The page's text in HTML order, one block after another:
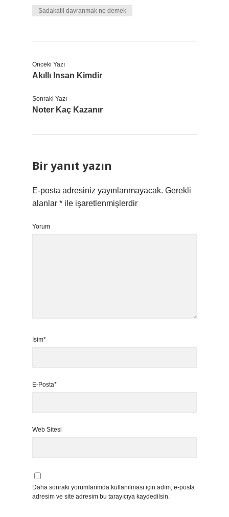
Sadakatli davranmak ne demek
Önceki Yazı
Akıllı Insan Kimdir
Sonraki Yazı
Noter Kaç Kazanır
Bir yanıt yazın
E-posta adresiniz yayınlanmayacak. Gerekli
alanlar * ile işaretlenmişlerdir
Yorum
İsim*
E-Posta*
Web Sitesi
Daha sonraki yorumlarımda kullanılması için adım, e-posta
adresim ve site adresim bu tarayıcıya kaydedilsin.